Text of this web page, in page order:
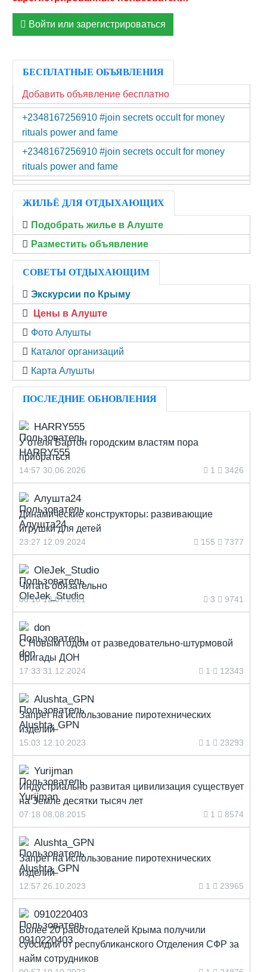
Войти или зарегистрироваться
БЕСПЛАТНЫЕ ОБЪЯВЛЕНИЯ
Добавить объявление бесплатно
+2348167256910 #join secrets occult for money
rituals power and fame
+2348167256910 #join secrets occult for money
rituals power and fame
ЖИЛЬЁ ДЛЯ ОТДЫХАЮЩИХ
Подобрать жилье в Алуште
Разместить объявление
СОВЕТЫ ОТДЫХАЮЩИМ
Экскурсии по Крыму
Цены в Алуште
Фото Алушты
Каталог организаций
Карта Алушты
ПОСЛЕДНИЕ ОБНОВЛЕНИЯ
HARRY555
У отеля Бартон городским властям пора
прибраться
14:57 30.06.2026 1 3426
Алушта24
Динамические конструкторы: развивающие
игрушки для детей
23:27 12.09.2024 155 7377
OleJek_Studio
Читать обязательно
08:18 12.07.2021 3 9741
don
С Новым годом от разведовательно-штурмовой
бригады ДОН
17:33 31.12.2024 1 12343
Alushta_GPN
Запрет на использование пиротехнических
изделий
15:03 12.10.2023 1 23293
Yurijman
Индустриально развитая цивилизация существует
на Земле десятки тысяч лет
07:18 08.08.2015 1 8574
Alushta_GPN
Запрет на использование пиротехнических
изделий
12:57 26.10.2023 1 23965
0910220403
Более 20 работодателей Крыма получили
субсидии от республиканского Отделения СФР за
найм сотрудников